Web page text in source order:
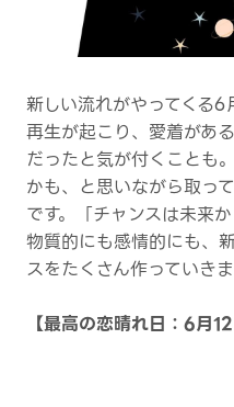
新しい流れがやってくる
再生が起こり、愛着があ
だったと気が付くことも
かも、と思いながら取っ
です。「チャンスは未来
物質的にも感情的にも、
スをたくさん作っていきま
【最高の恋晴れ日：6月12